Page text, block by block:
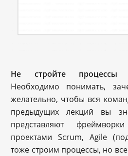
Не стройте процессы
Необходимо понимать,
желательно, чтобы вся
предыдущих лекций вы
представляют
проектами Scrum, Agile
тоже строим процессы, но